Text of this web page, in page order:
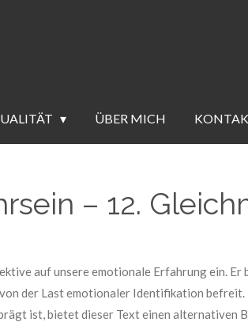
ÜBER MICH
– 12.
auf unsere emotionale Erfahrung ein.
der Last emotionaler Identifikation befreit.
ist, bietet dieser Text einen alternativen